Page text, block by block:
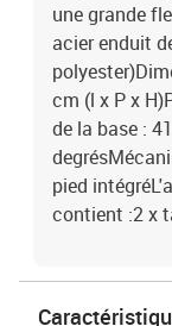
une grande
acier enduit
cm (l x P x
de la base :
pied
contient :2 x